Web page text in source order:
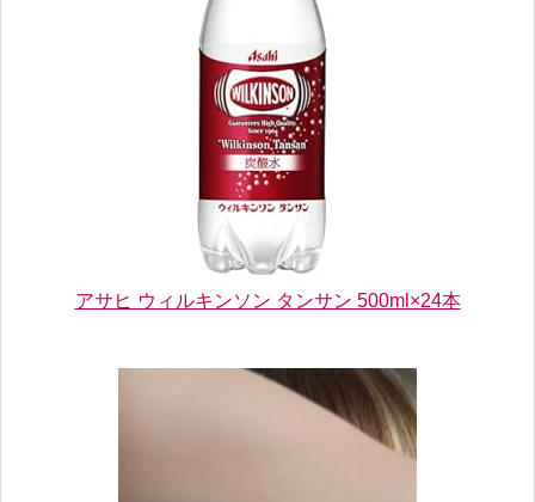
アサヒ ウィルキンソン タンサン 500ml×24本